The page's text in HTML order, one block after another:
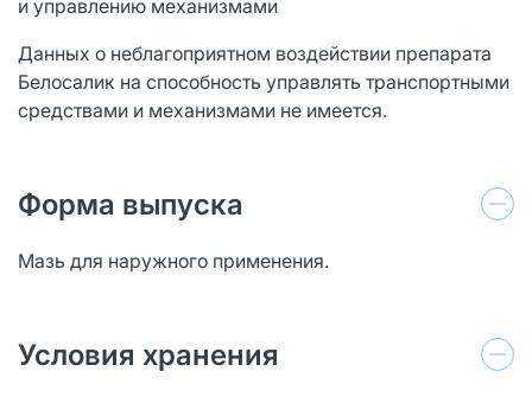
и управлению механизмами
Данных о неблагоприятном воздействии препарата
Белосалик на способность управлять транспортными
средствами и механизмами не имеется.
Форма выпуска
Мазь для наружного применения.
Условия хранения